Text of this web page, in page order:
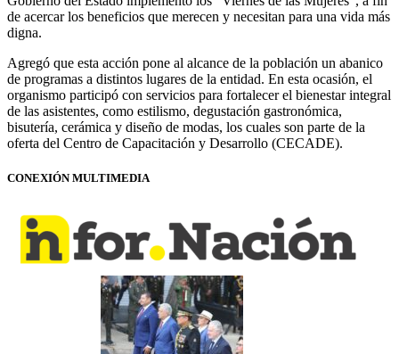
de acercar los beneficios que merecen y necesitan para una vida más
digna.
Agregó que esta acción pone al alcance de la población un abanico
de programas a distintos lugares de la entidad. En esta ocasión, el
organismo participó con servicios para fortalecer el bienestar integral
de las asistentes, como estilismo, degustación gastronómica,
bisutería, cerámica y diseño de modas, los cuales son parte de la
oferta del Centro de Capacitación y Desarrollo (CECADE).
CONEXIÓN MULTIMEDIA